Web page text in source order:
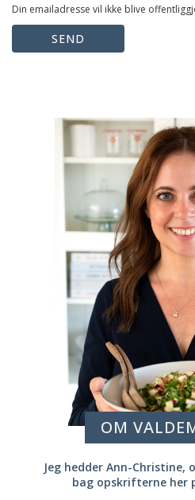
Din emailadresse vil ikke blive
SEND
OM
Jeg hedder Ann-
bag opskrifterne her